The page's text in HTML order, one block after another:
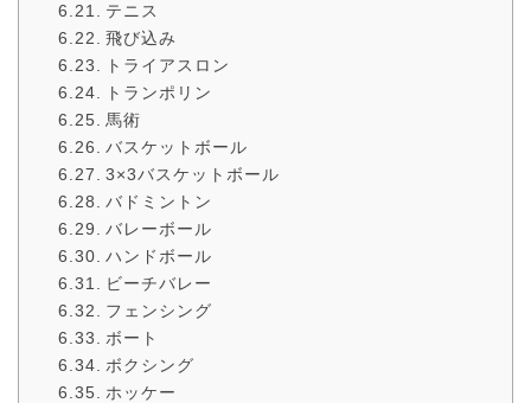
テニス
飛び込み
トライアスロン
トランポリン
馬術
バスケットボール
3×3バスケットボール
バドミントン
バレーボール
ハンドボール
ビーチバレー
フェンシング
ボート
ボクシング
ホッケー